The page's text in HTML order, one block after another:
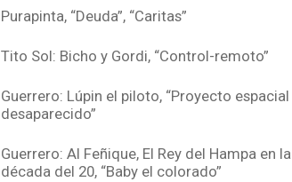
Purapinta, “Deuda”, “Caritas”
Tito Sol: Bicho y Gordi, “Control-remoto”
Guerrero: Lúpin el piloto, “Proyecto espacial
desaparecido”
Guerrero: Al Feñique, El Rey del Hampa en la
década del 20, “Baby el colorado”